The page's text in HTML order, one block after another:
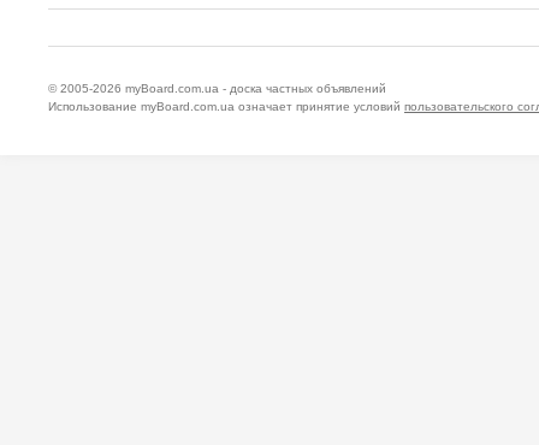
© 2005-2026 myBoard.com.ua - доска частных объявлений
Использование myBoard.com.ua означает принятие условий пользовательского